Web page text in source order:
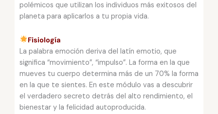
polémicos que utilizan los individuos más exitosos del
planeta para aplicarlos a tu propia vida.
Fisiología
La palabra emoción deriva del latín emotio, que
significa “movimiento”, “impulso”. La forma en la que
mueves tu cuerpo determina más de un 70% la forma
en la que te sientes. En este módulo vas a descubrir
el verdadero secreto detrás del alto rendimiento, el
bienestar y la felicidad autoproducida.